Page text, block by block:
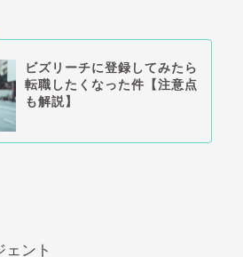
ビズリーチに登録してみたら
転職したくなった件【注意点
も解説】
ェント